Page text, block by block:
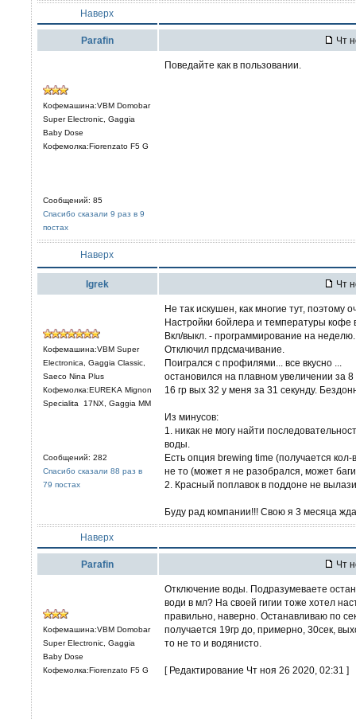
Наверх
Parafin Чт
Кофемашина:VBM Domobar
Super Electronic, Gaggia
Baby Dose
Кофемолка:Fiorenzato F5 G
Сообщений: 85
Спасибо сказали 9 раз в 9
постах
Поведайте как в пользовании.
Наверх
Igrek Чт
Кофемашина:VBM Super
Electronica, Gaggia Classic,
Saeco Nina Plus
Кофемолка:EUREKA Mignon
Specialita 17NX, Gaggia MM
Сообщений: 282
Спасибо сказали 88 раз в
79 постах
Не так искушен, как многие тут, поэтому
Настройки бойлера и температуры кофе
Вкл/выкл. - программирование на неделю.
Отключил прдсмачивание.
Поигрался с профилями... все вкусно ...
остановился на плавном увеличении за
16 гр вых 32 у меня за 31 секунду.
Из минусов:
1. никак не могу найти
воды.
Есть опция brewing time (получается
не то (может я не разобрался, может
2. Красный поплавок в поддоне не
Буду рад компании!!! Свою я 3 месяца
Наверх
Parafin Чт
Кофемашина:VBM Domobar
Super Electronic, Gaggia
Baby Dose
Кофемолка:Fiorenzato F5 G
Отключение воды. Подразумеваете
води в мл? На своей гигии тоже хотел
правильно, наверно. Останавливаю по
получается 19гр до, примерно, 30сек,
то не то и водянисто.
[ Редактирование Чт ноя 26 2020, 02:31 ]